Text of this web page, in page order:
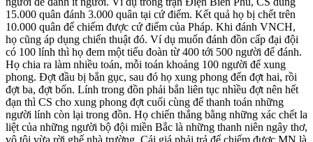
15.000 quân đánh 3.000 quân tại cứ điểm. Kết quả họ bị chết trên
10.000 quân để chiếm được cứ điểm của Pháp. Khi đánh VNCH,
họ cũng áp dụng chiến thuật đó. Ví dụ muốn đánh đồn cấp đại đội
có 100 lính thì họ đem một tiểu đoàn từ 400 tới 500 người để đánh.
Họ chia ra làm nhiều toán, mỗi toán khoảng 100 người để xung
phong. Đợt đầu bị bắn gục, sau đó họ xung phong đến đợt hai, rồi
đợt ba, đợt bốn. Lính trong đồn phải bắn liên tục nhìều đợt nên hết
đạn thì CS cho xung phong đợt cuối cùng để thanh toán những
người lính còn lại trong đồn. Họ chiến thắng bằng những xác chết la
liệt của những người bộ đội miền Bắc là những thanh niên ngây thơ,
vô tội vừa rời ghế nhà trường. Cái giá phải trả để chiếm được MN là